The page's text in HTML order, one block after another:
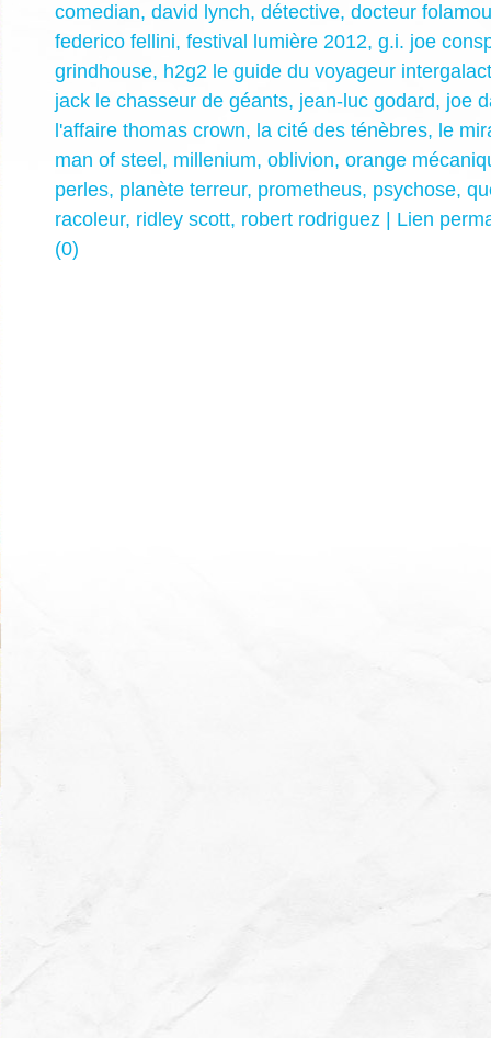
comedian, david lynch, détective, docteur
federico fellini, festival lumière 2012, g.i. joe
grindhouse, h2g2 le guide du voyageur
jack le chasseur de géants, jean-luc godard, joe
l'affaire thomas crown, la cité des ténèbres, le
man of steel , millenium, oblivion, orange
perles, planète terreur, prometheus, psychose,
racoleur, ridley scott, robert rodriguez
Lien
(0)